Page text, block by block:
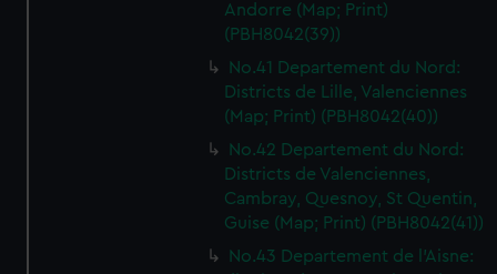
Andorre (Map; Print)
(PBH8042(39))
No.41 Departement du Nord:
Districts de Lille, Valenciennes
(Map; Print) (PBH8042(40))
No.42 Departement du Nord:
Districts de Valenciennes,
Cambray, Quesnoy, St Quentin,
Guise (Map; Print) (PBH8042(41))
No.43 Departement de l'Aisne: